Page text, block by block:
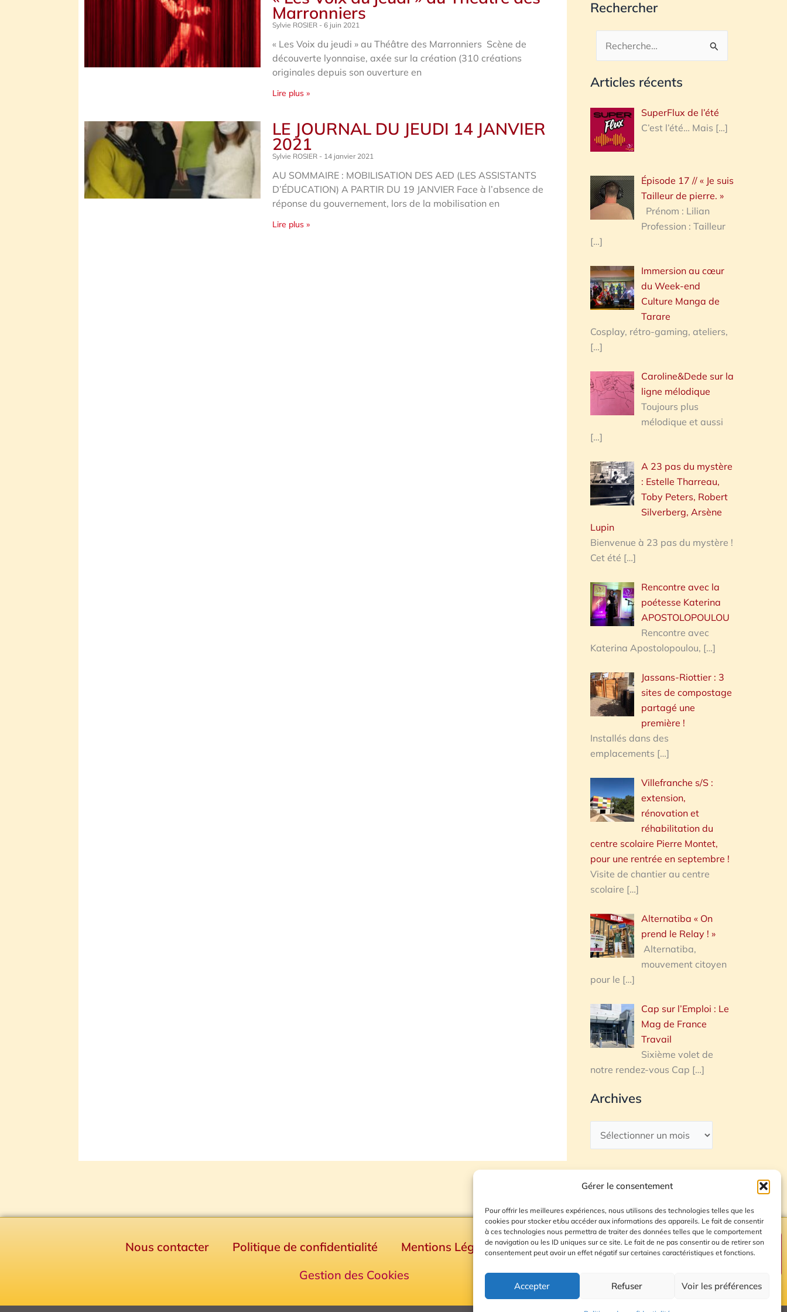
Gérer le consentement
Pour offrir les meilleures expériences, nous utilisons des technologies telles que les
cookies pour stocker et/ou accéder aux informations des appareils. Le fait de consentir
à ces technologies nous permettra de traiter des données telles que le comportement
de navigation ou les ID uniques sur ce site. Le fait de ne pas consentir ou de retirer son
consentement peut avoir un effet négatif sur certaines caractéristiques et fonctions.
Accepter Refuser Voir les préférences
Marronniers
Sylvie ROSIER 6 juin 2021
« Les Voix du jeudi » au Théâtre des Marronniers Scène de
découverte lyonnaise, axée sur la création (310 créations
originales depuis son ouverture en
Lire plus »
LE JOURNAL DU JEUDI 14 JANVIER
2021
Sylvie ROSIER 14 janvier 2021
AU SOMMAIRE : MOBILISATION DES AED (LES ASSISTANTS
D’ÉDUCATION) A PARTIR DU 19 JANVIER Face à l’absence de
réponse du gouvernement, lors de la mobilisation en
Lire plus »
Rechercher
Rechercher :
Articles récents
SuperFlux de l’été
C’est l’été… Mais […]
Épisode 17 // « Je suis
Tailleur de pierre. »
Prénom : Lilian
Profession : Tailleur
[…]
Immersion au cœur
du Week-end
Culture Manga de
Tarare
Cosplay, rétro-gaming, ateliers,
[…]
Caroline&Dede sur la
ligne mélodique
Toujours plus
mélodique et aussi
[…]
A 23 pas du mystère
: Estelle Tharreau,
Toby Peters, Robert
Silverberg, Arsène
Lupin
Bienvenue à 23 pas du mystère !
Cet été […]
Rencontre avec la
poétesse Katerina
APOSTOLOPOULOU
Rencontre avec
Katerina Apostolopoulou, […]
Jassans-Riottier : 3
sites de compostage
partagé une
première !
Installés dans des
emplacements […]
Villefranche s/S :
extension,
rénovation et
réhabilitation du
centre scolaire Pierre Montet,
pour une rentrée en septembre !
Visite de chantier au centre
scolaire […]
Alternatiba « On
prend le Relay ! »
Alternatiba,
mouvement citoyen
pour le […]
Cap sur l’Emploi : Le
Mag de France
Travail
Sixième volet de
notre rendez-vous Cap […]
Archives
Nous contacter Politique de confidentialité Mentions Légales
Plan du site
Gestion des Cookies